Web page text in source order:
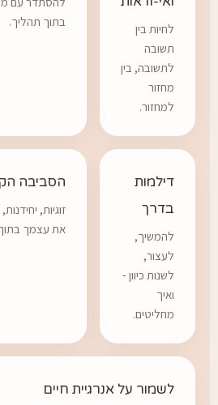
לחיות בין
תשובה
לתשובה, בין
מחזור
למחזור.
בתוך תהליך.
דילמות
בדרך
להמשיך,
לעצור,
לשנות כיוון -
מחליטים.
הסביבה
זוגיות, יחידנות,
את עצמך בתוך
לשמור על אנרגיית חיים